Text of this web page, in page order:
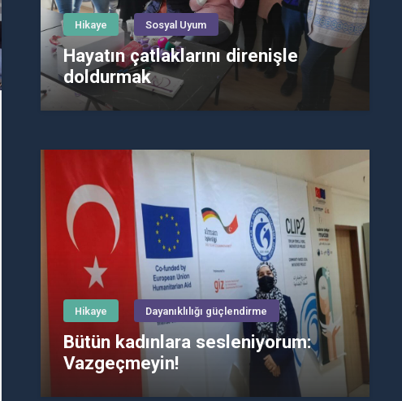
Hikaye Sosyal Uyum
Hayatın çatlaklarını direnişle
doldurmak
Hikaye Dayanıklılığı güçlendirme
Bütün kadınlara sesleniyorum:
Vazgeçmeyin!